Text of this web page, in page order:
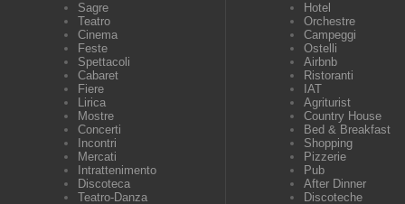
Sagre
Teatro
Cinema
Feste
Spettacoli
Cabaret
Fiere
Lirica
Mostre
Concerti
Incontri
Mercati
Intrattenimento
Discoteca
Teatro-Danza
Hotel
Orchestre
Campeggi
Ostelli
Airbnb
Ristoranti
IAT
Agriturist
Country House
Bed & Breakfast
Shopping
Pizzerie
Pub
After Dinner
Discoteche